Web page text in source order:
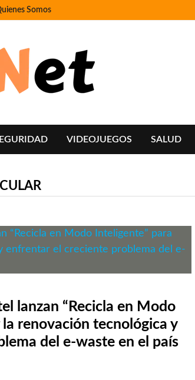
Somos
VIDEOJUEGOS SALUD
lanzan “Recicla en Modo
renovación tecnológica y
del e-waste en el país